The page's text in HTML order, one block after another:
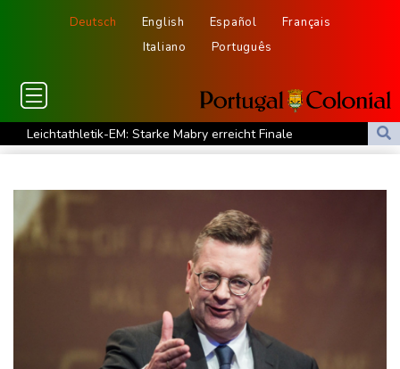
Deutsch English Español
Français
Italiano
Português
Leichtathletik-EM: Starke Mabry erreicht Finale
Sommerreise von Verkehrsminister Bilger startet mit ICE-Panne
Vermögen erleichtern
Drohnenabwehr an Flughäfen: Ministerpräsident Günther für
30-Jähriger nach Streit an Bahnhof Zoo erschossen: Täter in
Sonnenfinsternis: Forscher untersuchen Auswirkungen auf
Navigation und Funksysteme